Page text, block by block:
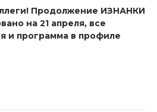
Продолжение ИЗНАНКИ
на 21 апреля, все
и программа в профиле